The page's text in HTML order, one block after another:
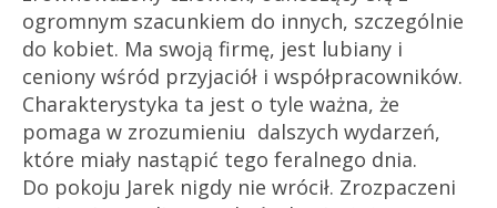
ogromnym szacunkiem do innych, szczególnie
do kobiet. Ma swoją firmę, jest lubiany i
ceniony wśród przyjaciół i współpracowników.
Charakterystyka ta jest o tyle ważna, że
pomaga w zrozumieniu dalszych wydarzeń,
które miały nastąpić tego feralnego dnia.
Do pokoju Jarek nigdy nie wrócił. Zrozpaczeni